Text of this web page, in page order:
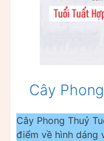
Cây
Cây Phong Thuỷ
điểm về hình dáng